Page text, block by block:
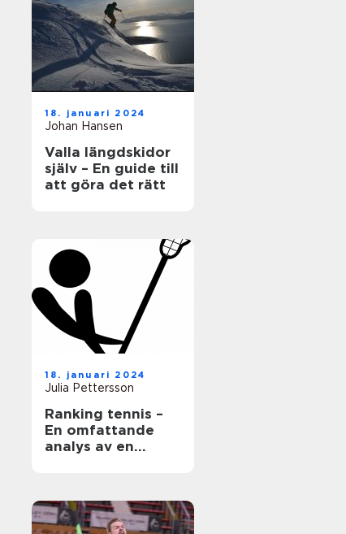
18. januari 2024
Johan Hansen
Valla längdskidor
själv – En guide till
att göra det rätt
18. januari 2024
Julia Pettersson
Ranking tennis –
En omfattande
analys av en